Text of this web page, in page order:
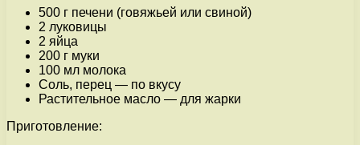
500 г печени (говяжьей или свиной)
2 луковицы
2 яйца
200 г муки
100 мл молока
Соль, перец — по вкусу
Растительное масло — для жарки
Приготовление: